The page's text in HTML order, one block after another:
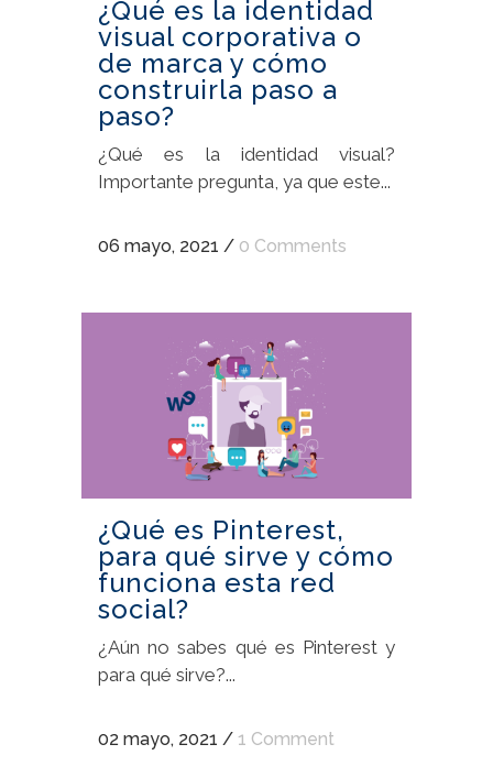
¿Qué es la identidad
visual corporativa o
de marca y cómo
construirla paso a
paso?
¿Qué es la identidad visual?
Importante pregunta, ya que este...
06 mayo, 2021 / 0 Comments
¿Qué es Pinterest,
para qué sirve y cómo
funciona esta red
social?
¿Aún no sabes qué es Pinterest y
para qué sirve?...
02 mayo, 2021 / 1 Comment